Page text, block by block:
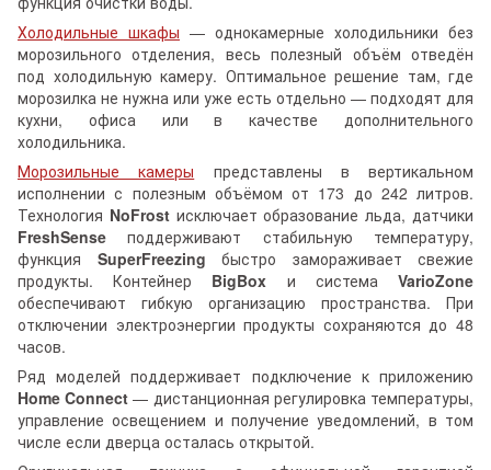
Холодильные шкафы — однокамерные холодильники без
морозильного отделения, весь полезный объём отведён
под холодильную камеру. Оптимальное решение там, где
морозилка не нужна или уже есть отдельно — подходят для
кухни, офиса или в качестве дополнительного
холодильника.
Морозильные камеры представлены в вертикальном
исполнении с полезным объёмом от 173 до 242 литров.
Технология NoFrostисключает образование льда, датчики
FreshSense поддерживают стабильную температуру,
функция SuperFreezing быстро замораживает свежие
продукты. Контейнер BigBox и системаVarioZone
обеспечивают гибкую организацию пространства. При
отключении электроэнергии продукты сохраняются до 48
часов.
Ряд моделей поддерживает подключение к приложению
Home Connect — дистанционная регулировка температуры,
управление освещением и получение уведомлений, в том
числе если дверца осталась открытой.